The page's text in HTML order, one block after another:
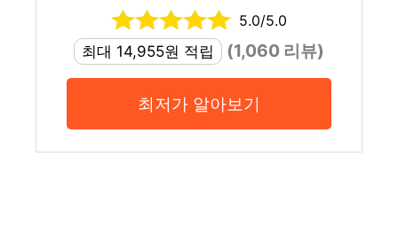
5.0/5.0
최대 14,955원 적립
(1,060 리뷰)
최저가 알아보기